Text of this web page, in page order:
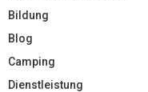
Bildung
Blog
Camping
Dienstleistung